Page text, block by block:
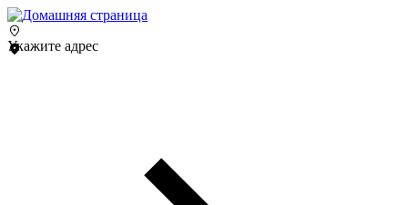
Укажите адрес